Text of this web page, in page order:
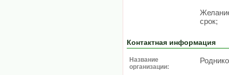
срок;
Контактная информация
Название
организации: